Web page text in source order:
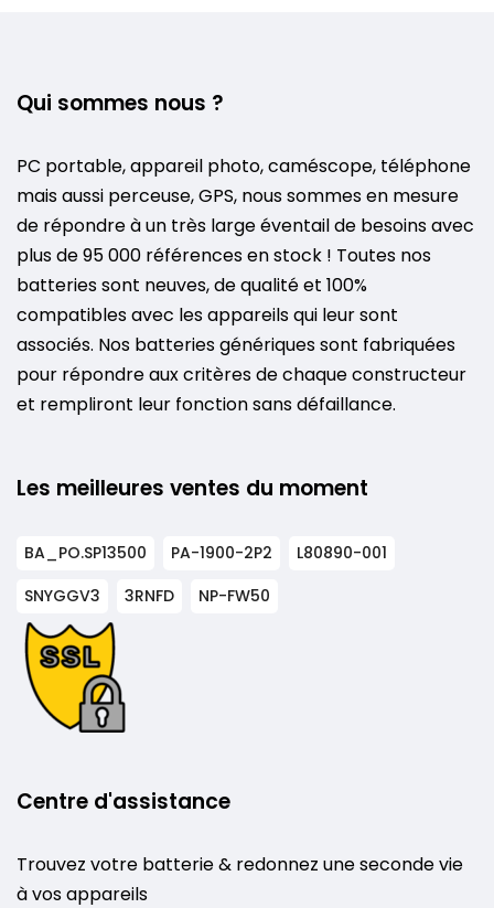
Qui sommes nous ?
PC portable, appareil photo, caméscope, téléphone
mais aussi perceuse, GPS, nous sommes en mesure
de répondre à un très large éventail de besoins avec
plus de 95 000 références en stock ! Toutes nos
batteries sont neuves, de qualité et 100%
compatibles avec les appareils qui leur sont
associés. Nos batteries génériques sont fabriquées
pour répondre aux critères de chaque constructeur
et rempliront leur fonction sans défaillance.
Les meilleures ventes du moment
BA_PO.SP13500 PA-1900-2P2
L80890-001
SNYGGV3
3RNFD NP-FW50
Centre d'assistance
Trouvez votre batterie & redonnez une seconde vie
à vos appareils